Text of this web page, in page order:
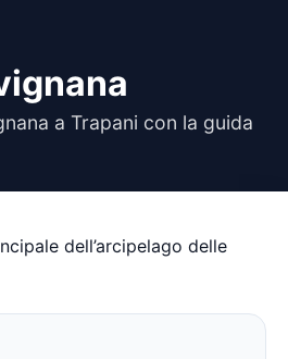
a Trapani con la guida
dell’arcipelago delle